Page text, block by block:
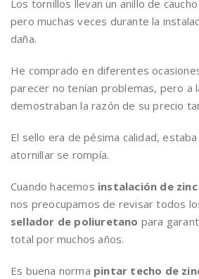
Los tornillos llevan un anillo de
pero muchas veces durante la
daña.
He comprado en diferentes
parecer no tenían problemas, pero a
demostraban la razón de su precio
El sello era de pésima calidad,
atornillar se rompía.
Cuando hacemos instalación de zinc
nos preocupamos de revisar todos
sellador de poliuretano para
total por muchos años.
Es buena norma pintar techo de